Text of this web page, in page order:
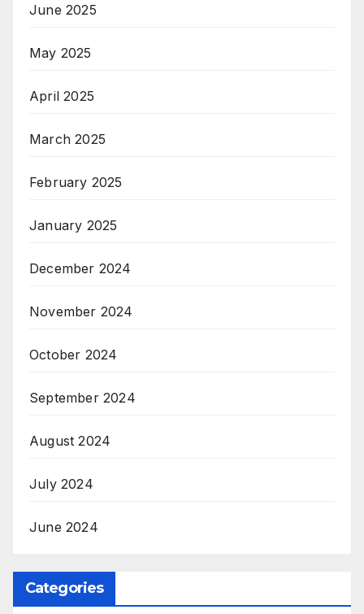
June 2025
May 2025
April 2025
March 2025
February 2025
January 2025
December 2024
November 2024
October 2024
September 2024
August 2024
July 2024
June 2024
Categories